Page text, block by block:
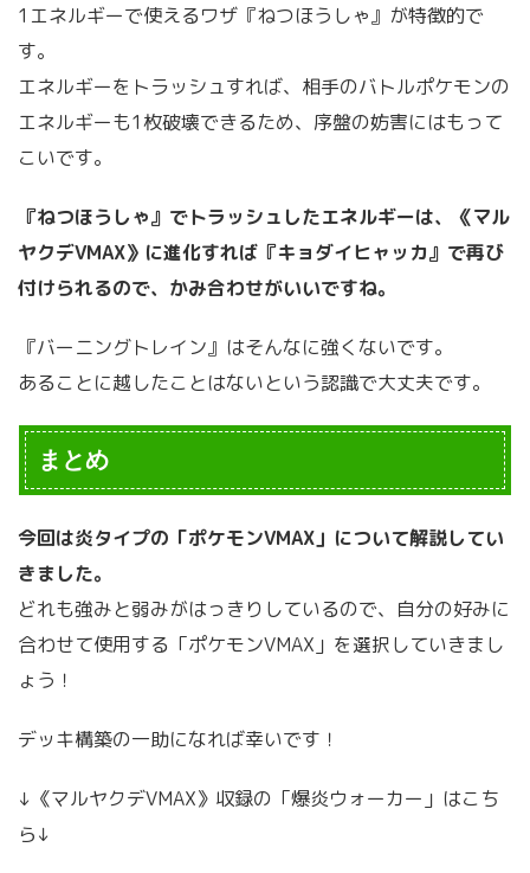
1エネルギーで使えるワザ『ねつほうしゃ』が特徴的で
す。
エネルギーをトラッシュすれば、相手のバトルポケモンの
エネルギーも1枚破壊できるため、序盤の妨害にはもって
こいです。
『ねつほうしゃ』でトラッシュしたエネルギーは、《マル
ヤクデVMAX》に進化すれば『キョダイヒャッカ』で再び
付けられるので、かみ合わせがいいですね。
『バーニングトレイン』はそんなに強くないです。
あることに越したことはないという認識で大丈夫です。
まとめ
今回は炎タイプの「ポケモンVMAX」について解説してい
きました。
どれも強みと弱みがはっきりしているので、自分の好みに
合わせて使用する「ポケモンVMAX」を選択していきまし
ょう！
デッキ構築の一助になれば幸いです！
↓《マルヤクデVMAX》収録の「爆炎ウォーカー」はこち
ら↓